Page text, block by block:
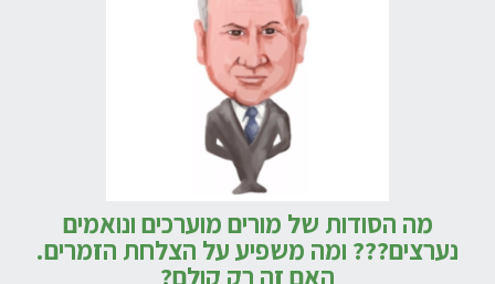
מה הסודות של מורים מוערכים ונואמים
נערצים??? ומה משפיע על הצלחת הזמרים.
האם זה רק קולם?